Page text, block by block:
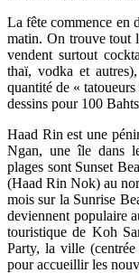
La fête commence en
matin. On trouve tout
vendent surtout
thaï, vodka et
quantité de «
dessins pour 100
Haad Rin est une
Ngan, une île dans
plages sont Sunset
(Haad Rin Nok) au
mois sur la Sunrise
deviennent populaire
touristique de Koh
Party, la ville
pour accueillir les